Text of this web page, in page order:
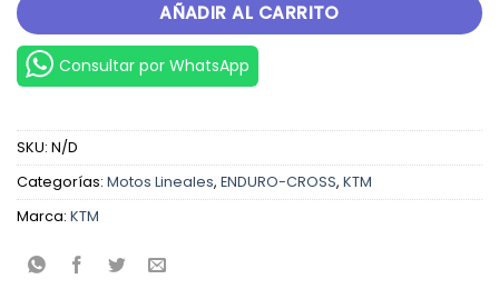
AÑADIR AL CARRITO
Consultar por WhatsApp
SKU: N/D
Categorías: Motos Lineales, ENDURO-CROSS, KTM
Marca: KTM